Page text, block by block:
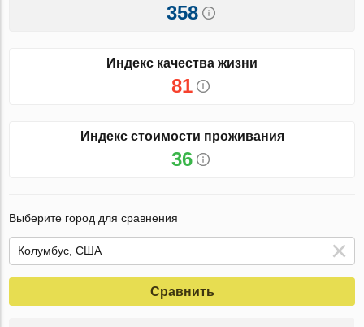
358
Индекс качества жизни
81
Индекс стоимости проживания
36
Выберите город для сравнения
Сравнить